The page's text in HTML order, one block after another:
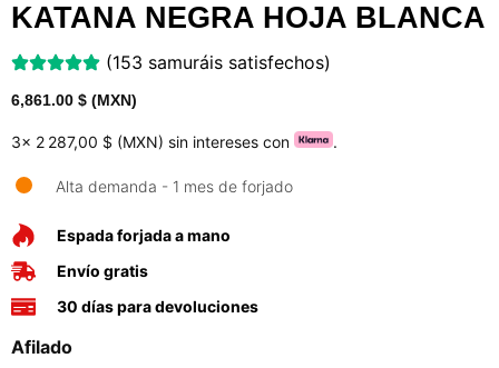
KATANA NEGRA HOJA BLANCA
(153 samuráis satisfechos)
6,861.00 $ (MXN)
3x 2 287,00 $ (MXN) sin intereses con .
Alta demanda - 1 mes de forjado
Espada forjada a mano
Envío gratis
30 días para devoluciones
Afilado